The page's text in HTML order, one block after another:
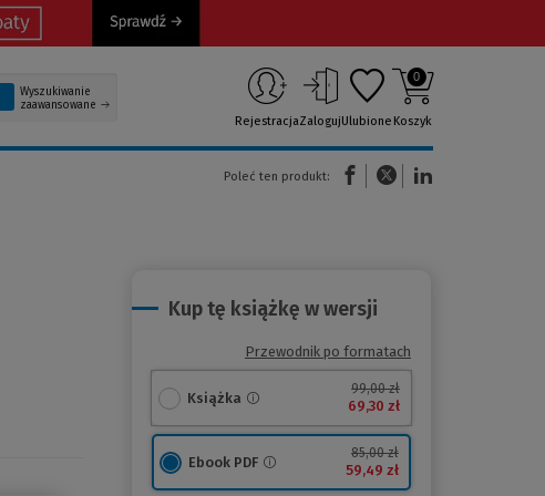
Wyszukiwanie
zaawansowane
RejestracjaZalogujUlubione
0
Koszyk
Poleć ten produkt:
(Nowe okno)(Link do innej strony)
Kup tę książkę w wersji
Przewodnik po formatach
Książka
99,00 zł
69,30 zł
Ebook PDF
85,00 zł
59,49 zł